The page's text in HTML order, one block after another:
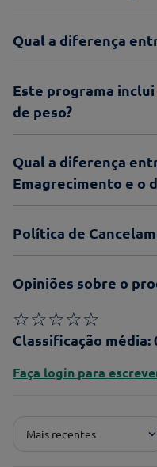
Qual a diferença
Este programa
de peso?
Qual a diferença
Emagrecimento e o
Política de
Opiniões sobre o
☆☆☆☆☆
Classificação média:
Faça login para
Mais recentes